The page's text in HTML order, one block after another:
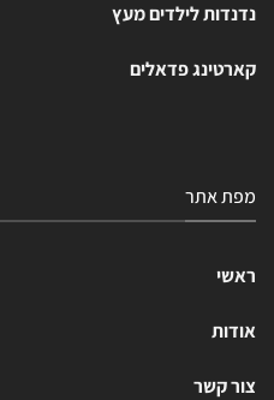
נדנדות לילדים מעץ
קארטינג פדאלים
מפת אתר
ראשי
אודות
צור קשר